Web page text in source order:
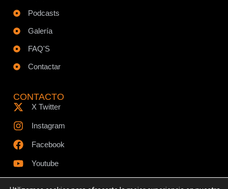
Podcasts
Galería
FAQ'S
Contactar
CONTACTO
X Twitter
Instagram
Facebook
Youtube